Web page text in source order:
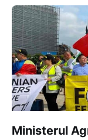
Ministerul